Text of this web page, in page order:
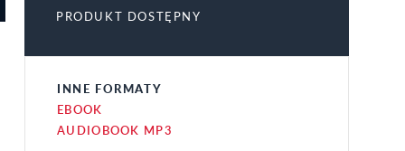
PRODUKT DOSTĘPNY
INNE FORMATY
EBOOK
AUDIOBOOK MP3